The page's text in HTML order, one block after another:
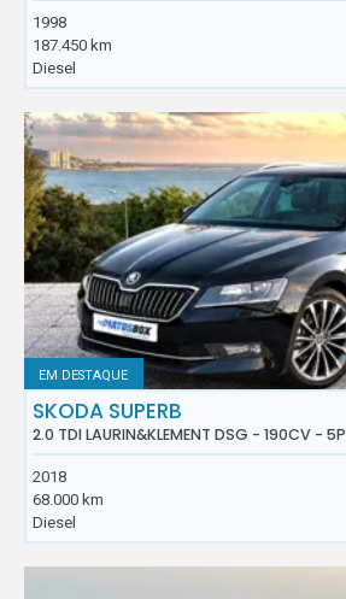
1998
187.450 km
Diesel
EM DESTAQUE
SKODA SUPERB
2.0 TDI LAURIN&KLEMENT DSG - 190CV - 5P
2018
68.000 km
Diesel